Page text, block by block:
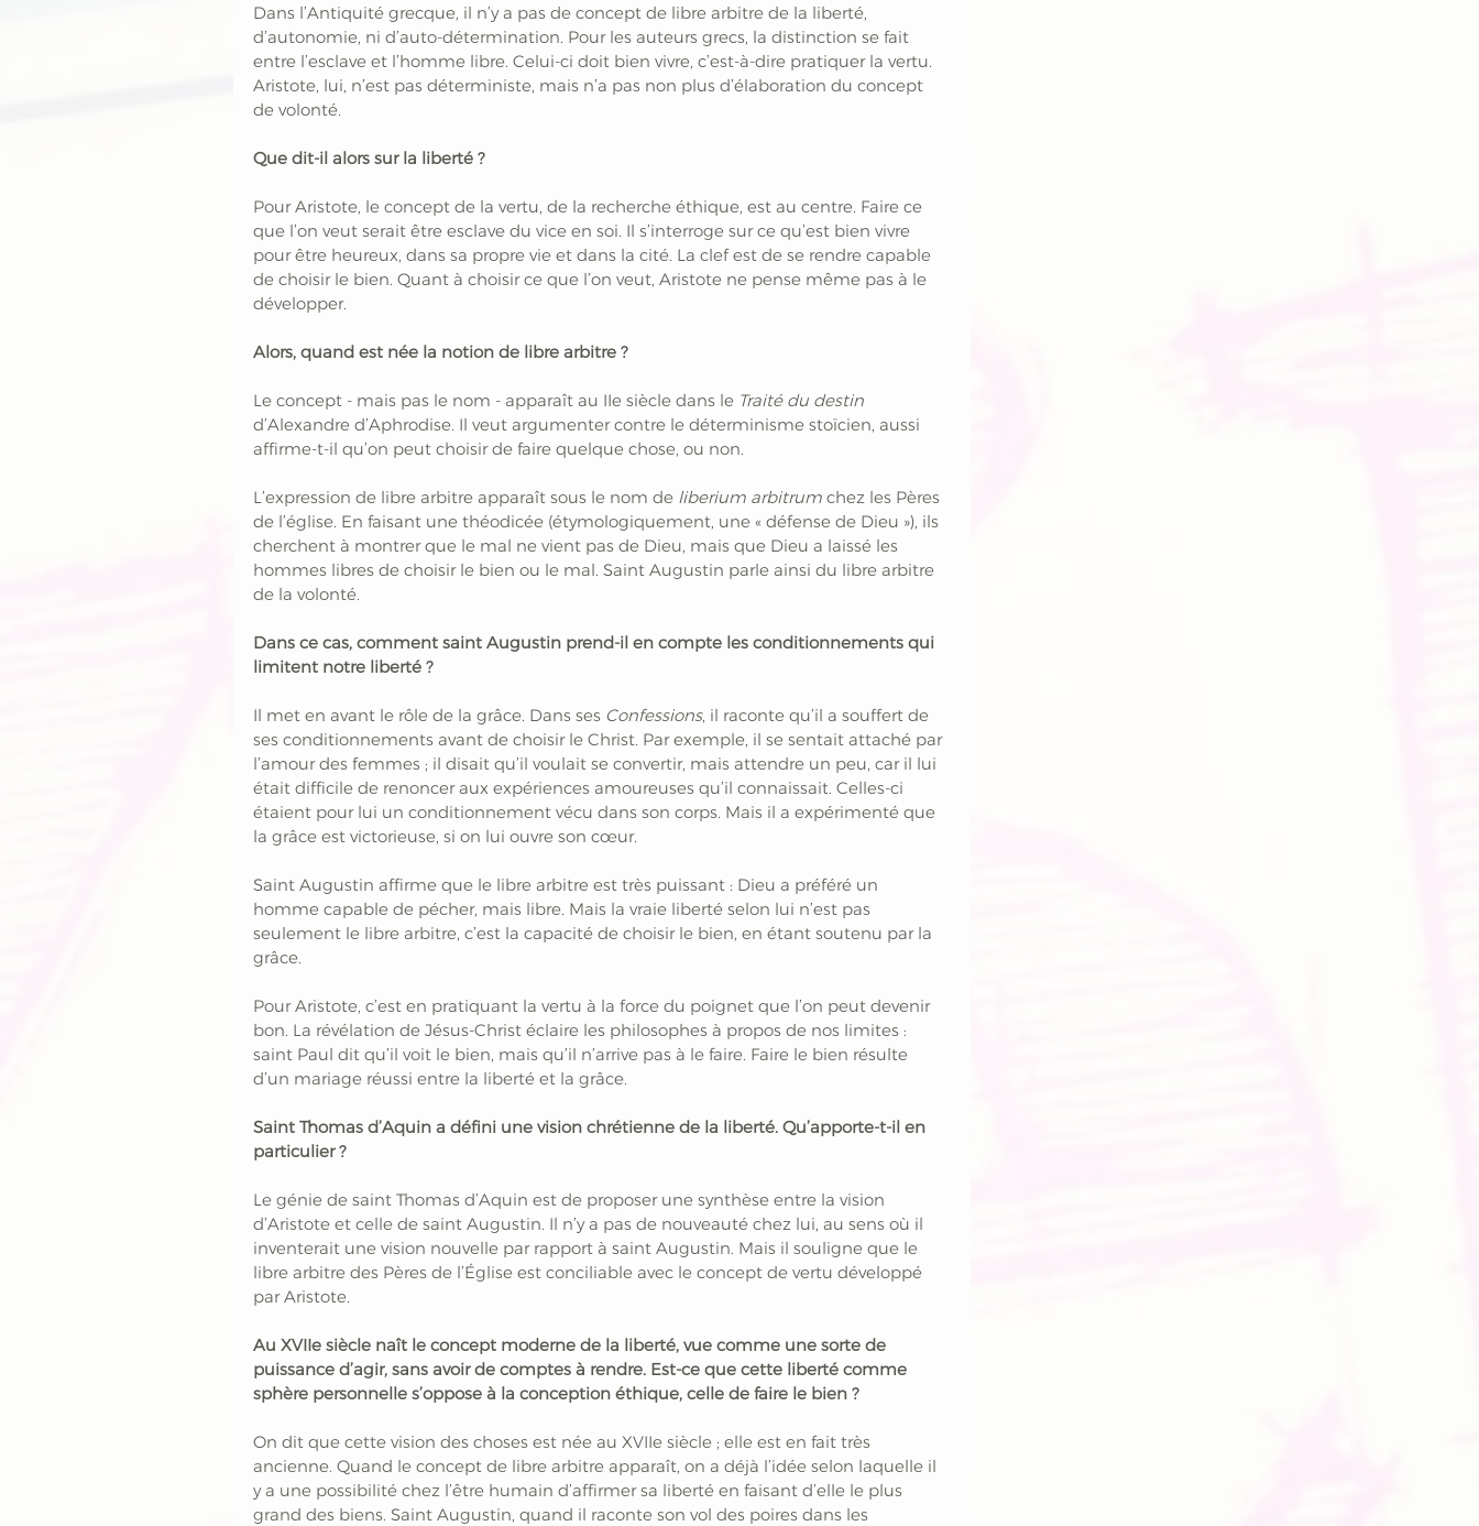
Dans l’Antiquité grecque, il n’y a pas de concept de libre arbitre de la liberté,
d’autonomie, ni d’auto-détermination. Pour les auteurs grecs, la distinction se fait
entre l’esclave et l’homme libre. Celui-ci doit bien vivre, c’est-à-dire pratiquer la vertu.
Aristote, lui, n’est pas déterministe, mais n’a pas non plus d’élaboration du concept
de volonté.
Que dit-il alors sur la liberté ?
Pour Aristote, le concept de la vertu, de la recherche éthique, est au centre. Faire ce
que l’on veut serait être esclave du vice en soi. Il s’interroge sur ce qu’est bien vivre
pour être heureux, dans sa propre vie et dans la cité. La clef est de se rendre capable
de choisir le bien. Quant à choisir ce que l’on veut, Aristote ne pense même pas à le
développer.
Alors, quand est née la notion de libre arbitre ?
Le concept - mais pas le nom - apparaît au IIe siècle dans le Traité du destin
d’Alexandre d’Aphrodise. Il veut argumenter contre le déterminisme stoïcien, aussi
affirme-t-il qu’on peut choisir de faire quelque chose, ou non.
L’expression de libre arbitre apparaît sous le nom de liberium arbitrum chez les Pères
de l’église. En faisant une théodicée (étymologiquement, une « défense de Dieu »), ils
cherchent à montrer que le mal ne vient pas de Dieu, mais que Dieu a laissé les
hommes libres de choisir le bien ou le mal. Saint Augustin parle ainsi du libre arbitre
de la volonté.
Dans ce cas, comment saint Augustin prend-il en compte les conditionnements qui
limitent notre liberté ?
Il met en avant le rôle de la grâce. Dans ses Confessions, il raconte qu’il a souffert de
ses conditionnements avant de choisir le Christ. Par exemple, il se sentait attaché par
l’amour des femmes ; il disait qu’il voulait se convertir, mais attendre un peu, car il lui
était difficile de renoncer aux expériences amoureuses qu’il connaissait. Celles-ci
étaient pour lui un conditionnement vécu dans son corps. Mais il a expérimenté que
la grâce est victorieuse, si on lui ouvre son cœur.
Saint Augustin affirme que le libre arbitre est très puissant : Dieu a préféré un
homme capable de pécher, mais libre. Mais la vraie liberté selon lui n’est pas
seulement le libre arbitre, c’est la capacité de choisir le bien, en étant soutenu par la
grâce.
Pour Aristote, c’est en pratiquant la vertu à la force du poignet que l’on peut devenir
bon. La révélation de Jésus-Christ éclaire les philosophes à propos de nos limites :
saint Paul dit qu’il voit le bien, mais qu’il n’arrive pas à le faire. Faire le bien résulte
d’un mariage réussi entre la liberté et la grâce.
Saint Thomas d’Aquin a défini une vision chrétienne de la liberté. Qu’apporte-t-il en
particulier ?
Le génie de saint Thomas d’Aquin est de proposer une synthèse entre la vision
d’Aristote et celle de saint Augustin. Il n’y a pas de nouveauté chez lui, au sens où il
inventerait une vision nouvelle par rapport à saint Augustin. Mais il souligne que le
libre arbitre des Pères de l’Église est conciliable avec le concept de vertu développé
par Aristote.
Au XVIIe siècle naît le concept moderne de la liberté, vue comme une sorte de
puissance d’agir, sans avoir de comptes à rendre. Est-ce que cette liberté comme
sphère personnelle s’oppose à la conception éthique, celle de faire le bien ?
On dit que cette vision des choses est née au XVIIe siècle ; elle est en fait très
ancienne. Quand le concept de libre arbitre apparaît, on a déjà l’idée selon laquelle il
y a une possibilité chez l’être humain d’affirmer sa liberté en faisant d’elle le plus
grand des biens. Saint Augustin, quand il raconte son vol des poires dans les